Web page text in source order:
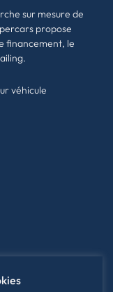
sur mesure de
propose
financement, le
véhicule